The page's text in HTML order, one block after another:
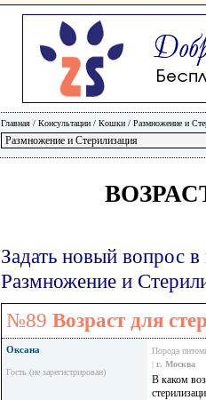
Главная / Консультации / Кошки / Размножение и
Задать новый вопрос
Размножение и
№89 Возраст для
Оксана
Гость (не зарегистрирован)
Порода
| г. Москва
В каком